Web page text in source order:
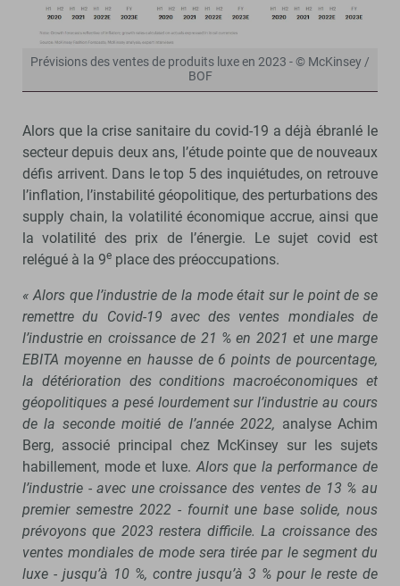
Prévisions des ventes de produits luxe en 2023 - © McKinsey /
BOF
Alors que la crise sanitaire du covid-19 a déjà ébranlé le
secteur depuis deux ans, l’étude pointe que de nouveaux
défis arrivent. Dans le top 5 des inquiétudes, on retrouve
l’inflation, l’instabilité géopolitique, des perturbations des
supply chain, la volatilité économique accrue, ainsi que
la volatilité des prix de l’énergie. Le sujet covid est
relégué à la 9e place des préoccupations.
« Alors que l’industrie de la mode était sur le point de se
remettre du Covid-19 avec des ventes mondiales de
l’industrie en croissance de 21 % en 2021 et une marge
EBITA moyenne en hausse de 6 points de pourcentage,
la détérioration des conditions macroéconomiques et
géopolitiques a pesé lourdement sur l’industrie au cours
de la seconde moitié de l’année 2022, analyse Achim
Berg, associé principal chez McKinsey sur les sujets
habillement, mode et luxe.Alors que la performance de
l’industrie - avec une croissance des ventes de 13 % au
premier semestre 2022 - fournit une base solide, nous
prévoyons que 2023 restera difficile. La croissance des
ventes mondiales de mode sera tirée par le segment du
luxe - jusqu’à 10 %, contre jusqu’à 3 % pour le reste de